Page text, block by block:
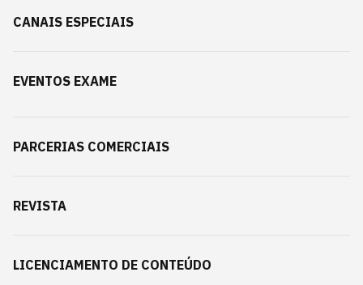
CANAIS ESPECIAIS
EVENTOS EXAME
PARCERIAS COMERCIAIS
REVISTA
LICENCIAMENTO DE CONTEÚDO